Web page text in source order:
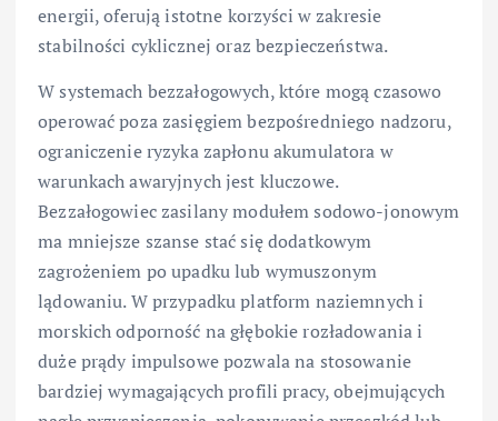
energii, oferują istotne korzyści w zakresie
stabilności cyklicznej oraz bezpieczeństwa.
W systemach bezzałogowych, które mogą czasowo
operować poza zasięgiem bezpośredniego nadzoru,
ograniczenie ryzyka zapłonu akumulatora w
warunkach awaryjnych jest kluczowe.
Bezzałogowiec zasilany modułem sodowo-jonowym
ma mniejsze szanse stać się dodatkowym
zagrożeniem po upadku lub wymuszonym
lądowaniu. W przypadku platform naziemnych i
morskich odporność na głębokie rozładowania i
duże prądy impulsowe pozwala na stosowanie
bardziej wymagających profili pracy, obejmujących